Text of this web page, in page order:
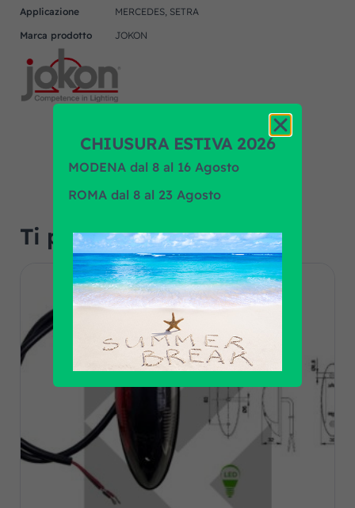
Applicazione
MERCEDES, SETRA
Marca prodotto
JOKON
Ti potrebbe interessare…
CHIUSURA ESTIVA 2026
MODENA dal 8 al 16 Agosto
ROMA dal 8 al 23 Agosto